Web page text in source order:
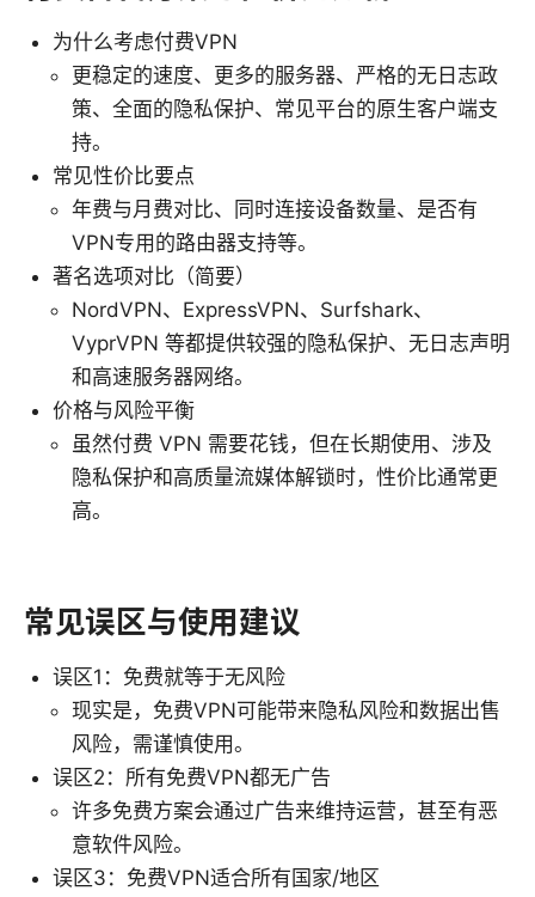
为什么考虑付费VPN
更稳定的速度、更多的服务器、严格的无日志政
策、全面的隐私保护、常见平台的原生客户端支
持。
常见性价比要点
年费与月费对比、同时连接设备数量、是否有
VPN专用的路由器支持等。
著名选项对比（简要）
NordVPN、ExpressVPN、Surfshark、
VyprVPN 等都提供较强的隐私保护、无日志声明
和高速服务器网络。
价格与风险平衡
虽然付费 VPN 需要花钱，但在长期使用、涉及
隐私保护和高质量流媒体解锁时，性价比通常更
高。
常见误区与使用建议
误区1：免费就等于无风险
现实是，免费VPN可能带来隐私风险和数据出售
风险，需谨慎使用。
误区2：所有免费VPN都无广告
许多免费方案会通过广告来维持运营，甚至有恶
意软件风险。
误区3：免费VPN适合所有国家/地区